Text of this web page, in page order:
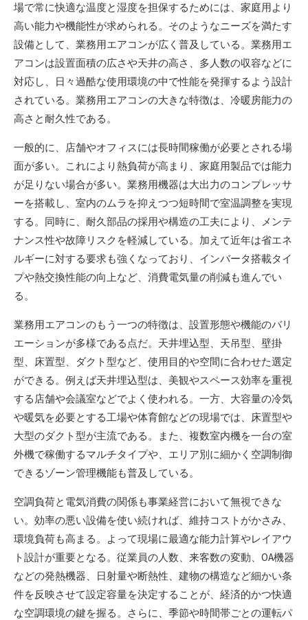
場で常に快適な温度と湿度を担保するためには、家庭用より
高い能力や機能性が求められる。そのようなニーズを満たす
設備として、業務用エアコンが広く普及している。業務用エ
アコンは設置面積の広さや天井の高さ、多人数の収容などに
対応し、日々過酷な使用環境の中で性能を発揮するよう設計
されている。業務用エアコンの大きな特徴は、冷暖房能力の
高さと耐久性である。
一般的に、店舗やオフィスには長時間稼働が必要とされる場
面が多い。これにより熱負荷が高まり、家庭用製品では能力
が足りない場合が多い。業務用機器は大出力のコンプレッサ
ーを搭載し、室内のムラを抑えつつ短時間で室温調整を実現
する。同時に、耐久部品の採用や構造の工夫により、メンテ
ナンス性や故障リスクを軽減している。加えて近年は省エネ
ルギーに対する要求も強くなっており、インバータ搭載タイ
プや熱交換性能の向上など、消費電気量の削減も進んでい
る。
業務用エアコンのもう一つの特徴は、設置形態や機能のバリ
エーションが多様である点だ。天井埋込型、天吊型、壁掛
型、床置型、ダクト型など、使用目的や空間に合わせた選定
ができる。例えば天井埋込型は、美観やスペース効率を重視
する店舗や会議室などでよく使われる。一方、大容量の冷気
や暖気を必要とする工場や体育館などの現場では、床置型や
大型のダクト型が主流である。また、複数室内機を一台の室
外機で稼働するマルチタイプや、エリア別に細かく空調制御
できるゾーン管理機能も普及している。
空調負荷と電気消費の関係も事業経営において無視できな
い。効率の悪い設備を使い続ければ、維持コストがかさみ、
環境負荷も高まる。よって現場に最適な能力計算やレイアウ
ト設計が重要となる。従業員の人数、来客数の変動、OA機器
などの発熱機器、日射量や断熱性、建物の構造など細かい条
件を反映させて設定容量を決定することが、経済的かつ快適
な空調環境の鍵を握る。さらに、季節や時間帯ごとの運転パ